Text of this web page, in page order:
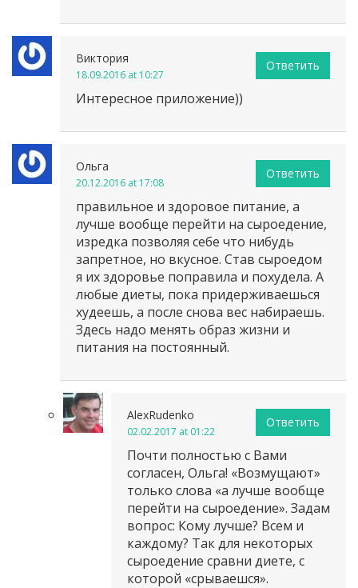
Виктория
18.09.2016 at 10:27
Интересное приложение))
Ответить
Ольга
20.12.2016 at 17:08
правильное и здоровое питание, а
лучше вообще перейти на сыроедение,
изредка позволяя себе что нибудь
запретное, но вкусное. Став сыроедом
я их здоровье поправила и похудела. А
любые диеты, пока придерживаешься
худеешь, а после снова вес набираешь.
Здесь надо менять образ жизни и
питания на постоянный.
Ответить
AlexRudenko
02.02.2017 at 01:22
Почти полностью с Вами
согласен, Ольга! «Возмущают»
только слова «а лучше вообще
перейти на сыроедение». Задам
вопрос: Кому лучше? Всем и
каждому? Так для некоторых
сыроедение сравни диете, с
которой «срываешся».
Ответить